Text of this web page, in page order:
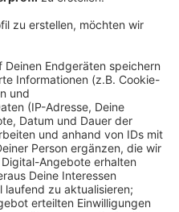
4:0-Sieg für
sich Hildmann gerne
Leistung gezeigt. Beide
Ansatz."
Ex-Trainer Pavel
wolle Aue "von Anfang an